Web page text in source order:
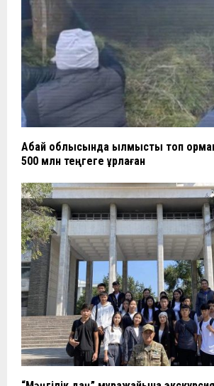
Абай облысында қылмыстық топ
500 млн теңгеге ұрлаған